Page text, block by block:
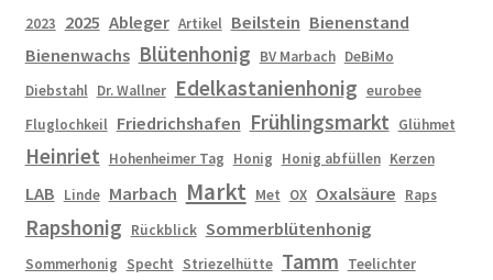
2023 2025 Ableger Artikel Beilstein Bienenstand
Bienenwachs Blütenhonig BV Marbach DeBiMo
Diebstahl Dr. Wallner Edelkastanienhonig eurobee
Fluglochkeil Friedrichshafen Frühlingsmarkt Glühmet
Heinriet Hohenheimer Tag Honig Honig abfüllen Kerzen
LAB Linde Marbach Markt Met OX Oxalsäure Raps
Rapshonig Rückblick Sommerblütenhonig
Sommerhonig Specht Striezelhütte Tamm Teelichter